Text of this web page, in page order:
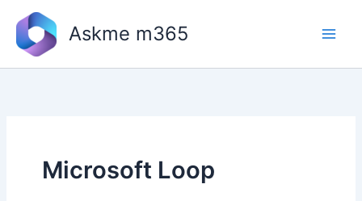
content
Askme m365
Microsoft Loop